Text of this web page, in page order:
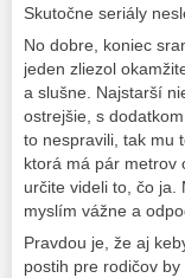
Skutočne seriály
No dobre, koniec
jeden zliezol
a slušne. Najstarší
ostrejšie, s
to nespravili, tak mu
ktorá má pár metrov
určite videli to, čo
myslím vážne a
Pravdou je, že aj
postih pre rodičov